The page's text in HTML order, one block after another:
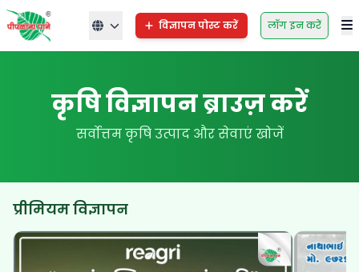
विज्ञापन पोस्ट करें लॉग इन करें
कृषि विज्ञापन ब्राउज़ करें
सर्वोत्तम कृषि उत्पाद और सेवाएं खोजें
प्रीमियम विज्ञापन